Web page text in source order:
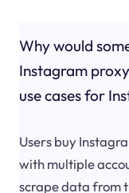
Why would
Instagram
use cases for
Users buy
with multiple
scrape data from